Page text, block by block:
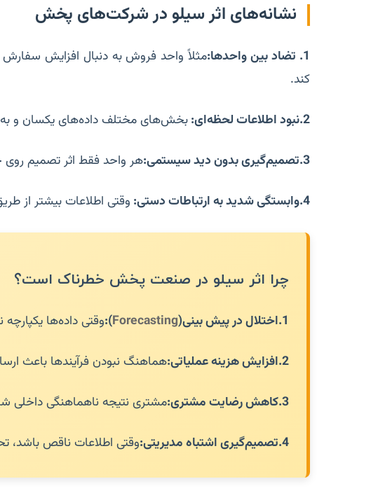
نشانه‌های اثر سیلو در شرکت‌های پخش
1. تضاد بین واحدها:
مثلاً واحد فروش به دنبال افزایش
کند.
2.نبود اطلاعات لحظه‌ای :بخش‌های مختلف داده‌های یکسان و
3.تصمیم‌گیری بدون دید سیستمی :هر واحد فقط اثر تصمیم روی
4.وابستگی شدید به ارتباطات دستی : وقتی اطلاعات بیشتر از
چرا اثر سیلو در صنعت پخش خطرناک است؟
1. اختلال در پیش بینی(Forecasting
):وقتی داده‌ها
2. افزایش هزینه عملیاتی:هماهنگ نبودن فرآیندها باعث
3.کاهش رضایت مشتری:مشتری نتیجه ناهماهنگی
4. تصمیم‌گیری اشتباه مدیریتی:وقتی اطلاعات ناقص باشد،